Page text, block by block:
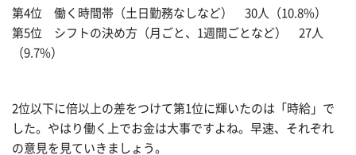
第4位 働く時間帯（土日勤務なしなど） 30人（10.8%）
第5位 シフトの決め方（月ごと、1週間ごとなど） 27人
（9.7%）
2位以下に倍以上の差をつけて第1位に輝いたのは「時給」で
した。やはり働く上でお金は大事ですよね。早速、それぞれ
の意見を見ていきましょう。